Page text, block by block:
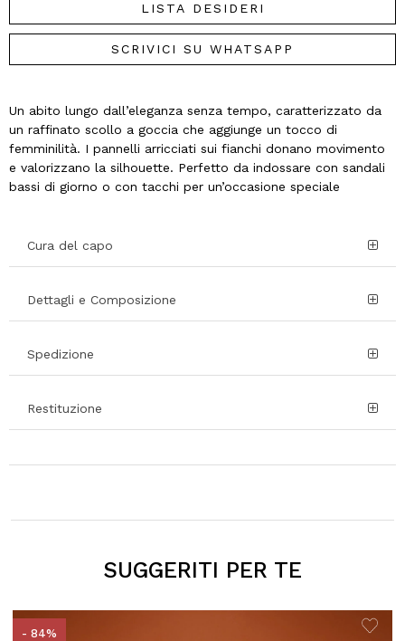
LISTA DESIDERI
SCRIVICI SU WHATSAPP
Un abito lungo dall’eleganza senza tempo, caratterizzato da
un raffinato scollo a goccia che aggiunge un tocco di
femminilità. I pannelli arricciati sui fianchi donano movimento
e valorizzano la silhouette. Perfetto da indossare con sandali
bassi di giorno o con tacchi per un’occasione speciale
Cura del capo
Dettagli e Composizione
Spedizione
Restituzione
SUGGERITI PER TE
- 84%